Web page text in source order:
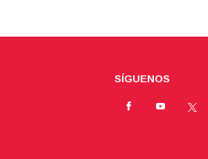
SÍGUENOS